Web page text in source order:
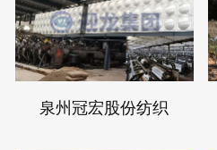
泉州冠宏股份纺织